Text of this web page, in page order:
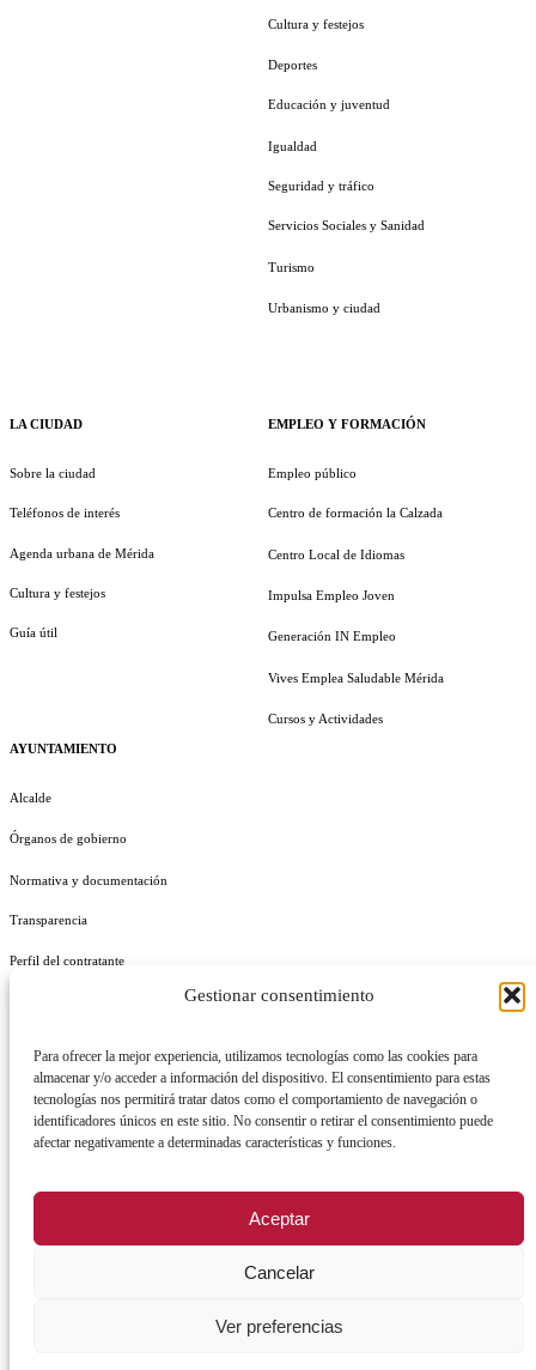
Gestionar consentimiento
Para ofrecer la mejor experiencia, utilizamos tecnologías como las cookies para
almacenar y/o acceder a información del dispositivo. El consentimiento para estas
tecnologías nos permitirá tratar datos como el comportamiento de navegación o
identificadores únicos en este sitio. No consentir o retirar el consentimiento puede
afectar negativamente a determinadas características y funciones.
Aceptar
Cancelar
Ver preferencias
LA CIUDAD
Sobre la ciudad
Teléfonos de interés
Agenda urbana de Mérida
Cultura y festejos
Guía útil
AYUNTAMIENTO
Alcalde
Órganos de gobierno
Normativa y documentación
Transparencia
Perfil del contratante
Cultura y festejos
Deportes
Educación y juventud
Igualdad
Seguridad y tráfico
Servicios Sociales y Sanidad
Turismo
Urbanismo y ciudad
EMPLEO Y FORMACIÓN
Empleo público
Centro de formación la Calzada
Centro Local de Idiomas
Impulsa Empleo Joven
Generación IN Empleo
Vives Emplea Saludable Mérida
Cursos y Actividades
REGISTRO DE ACTIVIDADES DE TRATAMIENTO